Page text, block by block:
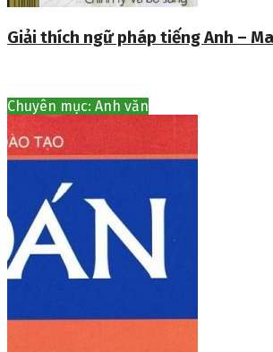
Giải thích ngữ pháp tiếng Anh –
Chuyên mục: Anh văn